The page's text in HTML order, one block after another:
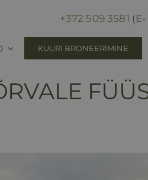
+372 509 3581
KUURI BRONEERIMINE